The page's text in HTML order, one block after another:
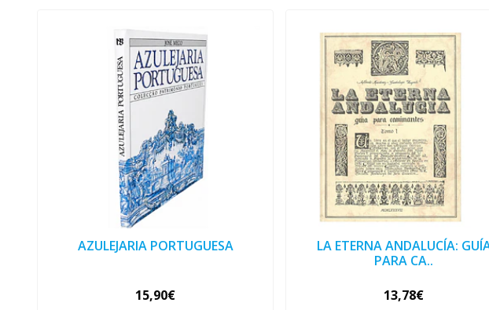
AZULEJARIA PORTUGUESA
15,90€
LA ETERNA ANDALUCÍA:
PARA CA..
13,78€